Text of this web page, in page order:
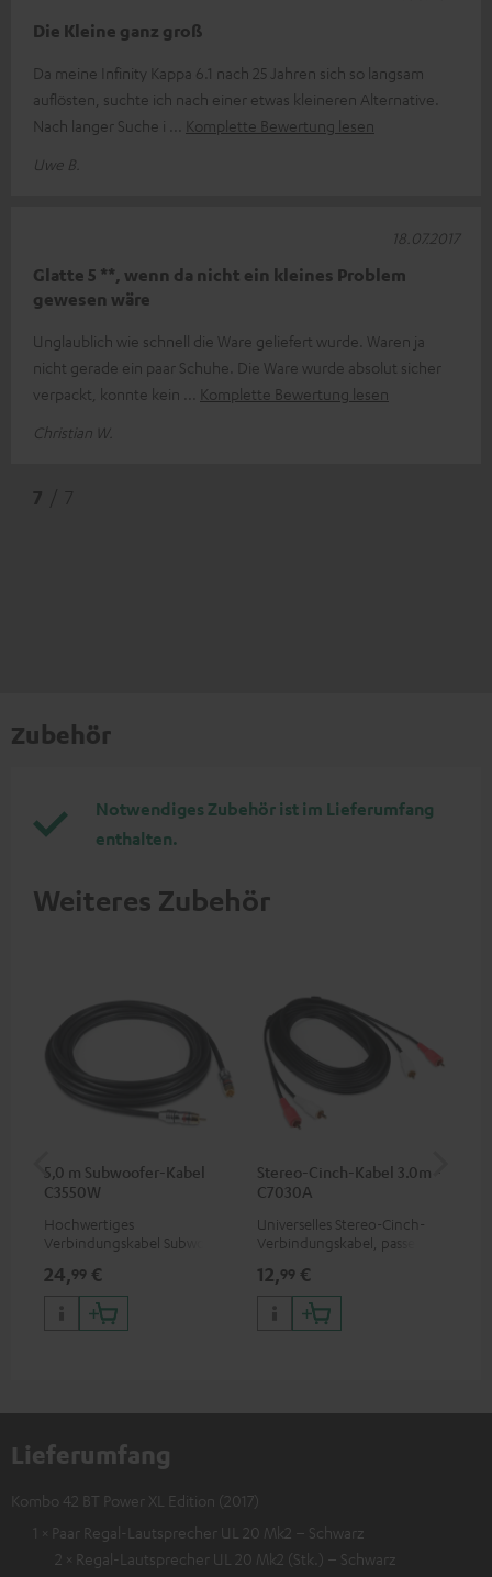
Die Kleine ganz groß
Da meine Infinity Kappa 6.1 nach 25 Jahren sich so langsam
auflösten, suchte ich nach einer etwas kleineren Alternative.
Nach langer Suche i
Komplette Bewertung lesen
Uwe B.
Glatte 5 **, wenn da nicht ein kleines Problem
gewesen wäre
Unglaublich wie schnell die Ware geliefert wurde. Waren ja
nicht gerade ein paar Schuhe. Die Ware wurde absolut sicher
verpackt, konnte kein
Komplette Bewertung lesen
Christian W.
18.07.2017
Zubehör
Notwendiges Zubehör ist im Lieferumfang
enthalten.
Weiteres Zubehör
5,0 m Subwoofer-Kabel
C3550W
Hochwertiges
Verbindungskabel Subwoofer
24,99 €
Stereo-Cinch-Kabel 3.0m -
C7030A
Universelles Stereo-Cinch-
Verbindungskabel, passend
Buchsen
12,99 €
Lieferumfang
Kombo 42 BT Power XL Edition (2017)
1 × Paar Regal-Lautsprecher UL 20 Mk2 – Schwarz
2 × Regal-Lautsprecher UL 20 Mk2 (Stk.) – Schwarz